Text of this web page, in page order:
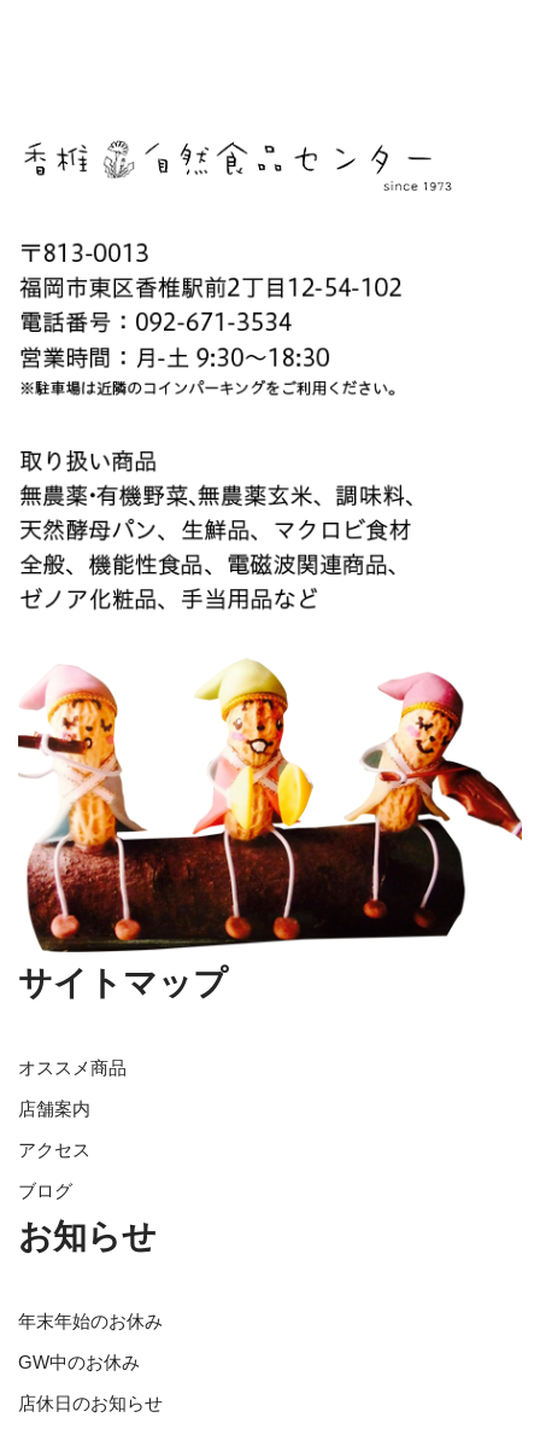
サイトマップ
オススメ商品
店舗案内
アクセス
ブログ
お知らせ
年末年始のお休み
GW中のお休み
店休日のお知らせ